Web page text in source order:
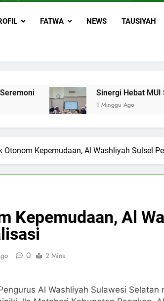
MUI
FATWA NEWS TAUSIYAH
Sinergi Hebat MUI Sulsel dan
1 Minggu Ago
Otonom Kepemudaan, Al Washliyah Sulsel
Kepemudaan, Al
0 2 Mins
Al Washliyah Sulawesi Selatan